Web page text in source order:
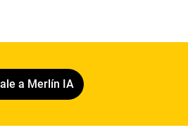
a Merlín IA